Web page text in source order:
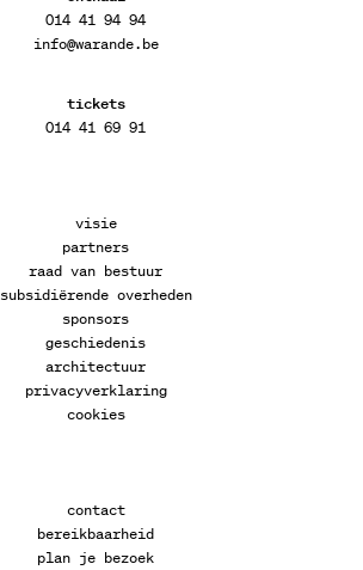
014 41 94 94
info@warande.be
tickets
014 41 69 91
visie
partners
raad van bestuur
subsidiërende overheden
sponsors
geschiedenis
architectuur
privacyverklaring
cookies
contact
bereikbaarheid
plan je bezoek